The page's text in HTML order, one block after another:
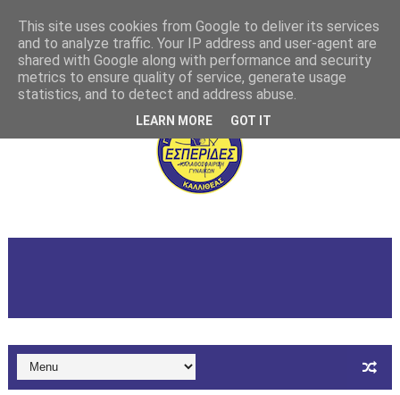
This site uses cookies from Google to deliver its services
and to analyze traffic. Your IP address and user-agent are
shared with Google along with performance and security
metrics to ensure quality of service, generate usage
statistics, and to detect and address abuse.
LEARN MORE GOT IT